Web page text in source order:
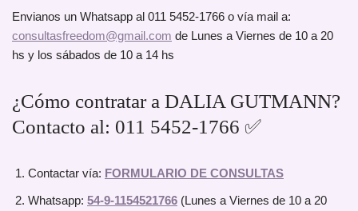
Envianos un Whatsapp al 011 5452-1766 o vía mail a:
consultasfreedom@gmail.com de Lunes a Viernes de 10 a 20
hs y los sábados de 10 a 14 hs
¿Cómo contratar a DALIA GUTMANN?
Contacto al: 011 5452-1766 ✅
Contactar vía: FORMULARIO DE CONSULTAS
Whatsapp: 54-9-1154521766 (Lunes a Viernes de 10 a 20